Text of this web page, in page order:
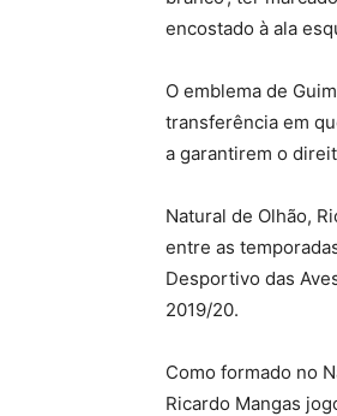
encostado à ala
O emblema de
transferência em
a garantirem o
Natural de Olhão,
entre as
Desportivo das
2019/20.
Como formado no
Ricardo Mangas